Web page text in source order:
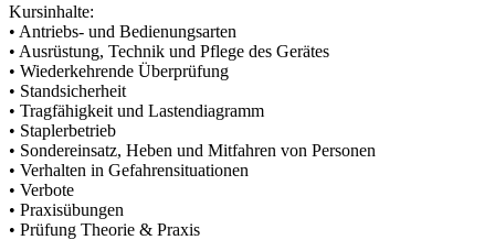
Kursinhalte:
• Antriebs- und Bedienungsarten
• Ausrüstung, Technik und Pflege des Gerätes
• Wiederkehrende Überprüfung
• Standsicherheit
• Tragfähigkeit und Lastendiagramm
• Staplerbetrieb
• Sondereinsatz, Heben und Mitfahren von Personen
• Verhalten in Gefahrensituationen
• Verbote
• Praxisübungen
• Prüfung Theorie & Praxis